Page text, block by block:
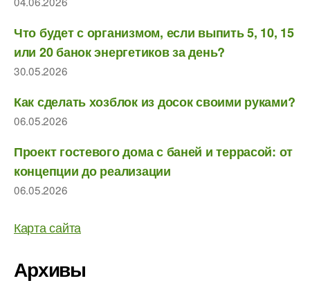
Что будет с организмом, если выпить 5, 10, 15
или 20 банок энергетиков за день?
30.05.2026
Как сделать хозблок из досок своими руками?
06.05.2026
Проект гостевого дома с баней и террасой: от
концепции до реализации
06.05.2026
Карта сайта
Архивы